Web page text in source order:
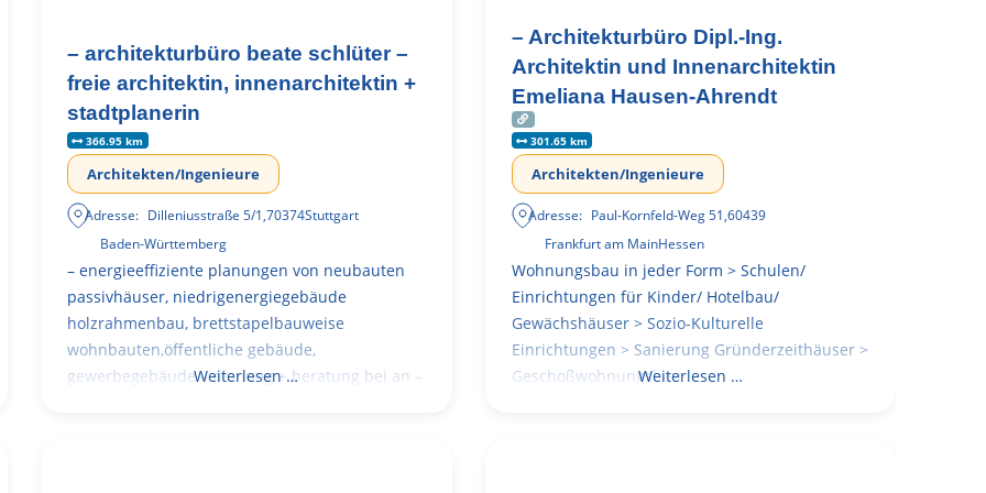
– architekturbüro beate schlüter –
freie architektin, innenarchitektin +
stadtplanerin
366.95 km
Architekten/Ingenieure
Adresse: Dilleniusstraße 5/1,70374Stuttgart
Baden-Württemberg
– energieeffiziente planungen von neubauten
passivhäuser, niedrigenergiegebäude
holzrahmenbau, brettstapelbauweise
wohnbauten,öffentliche gebäude,
gewerbegebäude – planung + beratung bei an –
Weiterlesen …
– Architekturbüro Dipl.-Ing.
Architektin und Innenarchitektin
Emeliana Hausen-Ahrendt
301.65 km
Architekten/Ingenieure
Adresse: Paul-Kornfeld-Weg 51,60439
Frankfurt am MainHessen
Wohnungsbau in jeder Form > Schulen/
Einrichtungen für Kinder/ Hotelbau/
Gewächshäuser > Sozio-Kulturelle
Einrichtungen > Sanierung Gründerzeithäuser >
GeschoßwohnungsbauWeiterlesen …